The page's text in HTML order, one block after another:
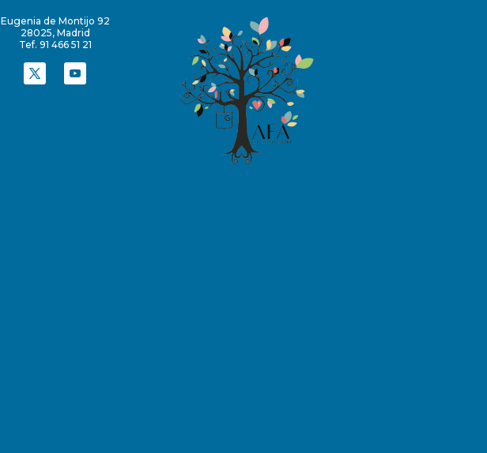
Eugenia de Montijo 92
28025, Madrid
Tef. 91 466 51 21